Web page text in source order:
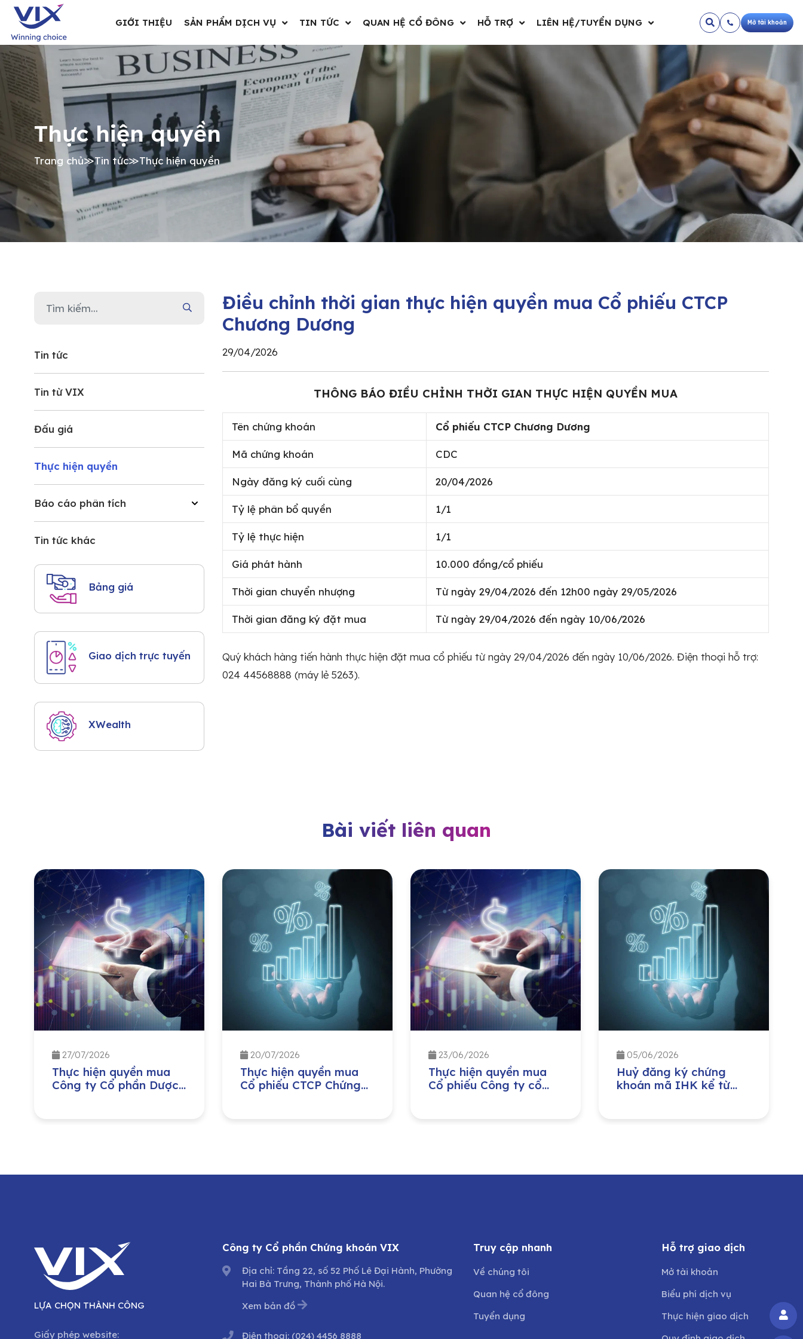
GIỚI THIỆU SẢN PHẨM DỊCH VỤ TIN TỨC QUAN HỆ CỔ ĐÔNG HỖ TRỢ LIÊN HỆ/TUYỂN DỤNG Mở tài khoản
Thực hiện quyền
Trang chủ≫Tin tức≫Thực hiện quyền
Tin tức
Tin từ VIX
Đấu giá
Thực hiện quyền
Báo cáo phân tích
Tin tức khác
Bảng giá
Giao dịch trực tuyến
XWealth
Điều chỉnh thời gian thực hiện quyền mua Cổ phiếu CTCP
Chương Dương
29/04/2026
THÔNG BÁO ĐIỀU CHỈNH THỜI GIAN THỰC HIỆN QUYỀN MUA
Tên chứng khoán Cổ phiếu CTCP Chương Dương
Mã chứng khoán CDC
Ngày đăng ký cuối cùng 20/04/2026
Tỷ lệ phân bổ quyền 1/1
Tỷ lệ thực hiện 1/1
Giá phát hành 10.000 đồng/cổ phiếu
Thời gian chuyển nhượng Từ ngày 29/04/2026 đến 12h00 ngày 29/05/2026
Thời gian đăng ký đặt mua Từ ngày 29/04/2026 đến ngày 10/06/2026
Quý khách hàng tiến hành thực hiện đặt mua cổ phiếu từ ngày 29/04/2026 đến ngày 10/06/2026. Điện thoại hỗ trợ:
024 44568888 (máy lẻ 5263).
Bài viết liên quan
27/07/2026
Thực hiện quyền mua
Công ty Cổ phần Dược
20/07/2026
Thực hiện quyền mua
Cổ phiếu CTCP Chứng
23/06/2026
Thực hiện quyền mua
Cổ phiếu Công ty cổ
05/06/2026
Huỷ đăng ký chứng
khoán mã IHK kể từ
LỰA CHỌN THÀNH CÔNG
Giấy phép website:
Công ty Cổ phần Chứng khoán VIX
Địa chỉ: Tầng 22, số 52 Phố Lê Đại Hành, Phường
Hai Bà Trưng, Thành phố Hà Nội.
Xem bản đồ
Điện thoại: (024) 4456 8888
Truy cập nhanh
Về chúng tôi
Quan hệ cổ đông
Tuyển dụng
Hỗ trợ giao dịch
Mở tài khoản
Biểu phí dịch vụ
Thực hiện giao dịch